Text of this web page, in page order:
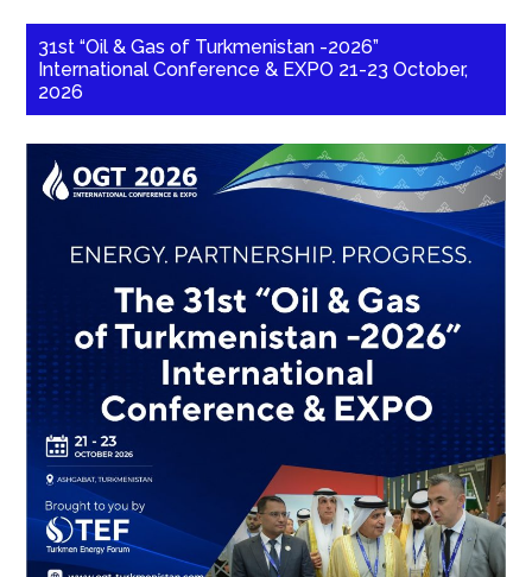
31st “Oil & Gas of Turkmenistan -2026”
International Conference & EXPO 21-23 October,
2026